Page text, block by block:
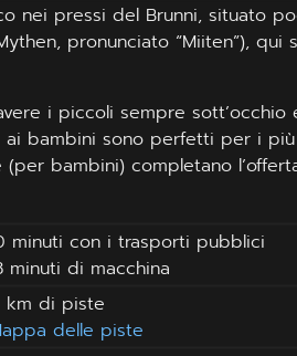
nei pressi del Brunni, situato
pronunciato “Miiten”),
i piccoli sempre
bambini sono perfetti per i
bambini) completano
minuti con i trasporti pubblici
minuti di macchina
km di piste
delle piste